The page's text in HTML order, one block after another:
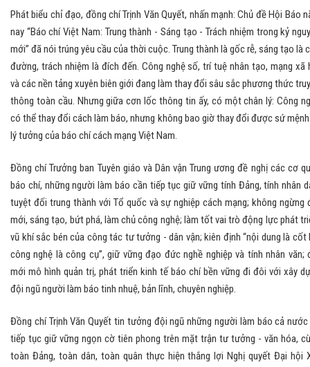
Phát biểu chỉ đạo, đồng chí Trịnh Văn Quyết, nhấn mạnh: Chủ đề Hội Báo
nay “Báo chí Việt Nam: Trung thành - Sáng tạo - Trách nhiệm trong kỷ
mới” đã nói trúng yêu cầu của thời cuộc. Trung thành là gốc rễ, sáng tạo là
đường, trách nhiệm là đích đến. Công nghệ số, trí tuệ nhân tạo, mạng xã
và các nền tảng xuyên biên giới đang làm thay đổi sâu sắc phương thức
thông toàn cầu. Nhưng giữa cơn lốc thông tin ấy, có một chân lý: Công
có thể thay đổi cách làm báo, nhưng không bao giờ thay đổi được sứ
lý tưởng của báo chí cách mạng Việt Nam.
Đồng chí Trưởng ban Tuyên giáo và Dân vận Trung ương đề nghị các cơ
báo chí, những người làm báo cần tiếp tục giữ vững tính Đảng, tính nhân
tuyệt đối trung thành với Tổ quốc và sự nghiệp cách mạng; không ngừng
mới, sáng tạo, bứt phá, làm chủ công nghệ; làm tốt vai trò động lực phát
vũ khí sắc bén của công tác tư tưởng - dân vận; kiên định “nội dung là cốt
công nghệ là công cụ”, giữ vững đạo đức nghề nghiệp và tính nhân văn;
mới mô hình quản trị, phát triển kinh tế báo chí bền vững đi đôi với xây
đội ngũ người làm báo tinh nhuệ, bản lĩnh, chuyên nghiệp.
Đồng chí Trịnh Văn Quyết tin tưởng đội ngũ những người làm báo cả
tiếp tục giữ vững ngọn cờ tiên phong trên mặt trận tư tưởng - văn hóa,
toàn Đảng, toàn dân, toàn quân thực hiện thắng lợi Nghị quyết Đại hội